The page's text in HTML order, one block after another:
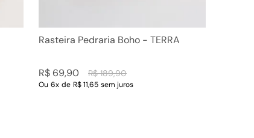
Rasteira Pedraria Boho - TERRA
R$ 189,90
R$ 69,90
Ou 6x de R$ 11,65 sem juros